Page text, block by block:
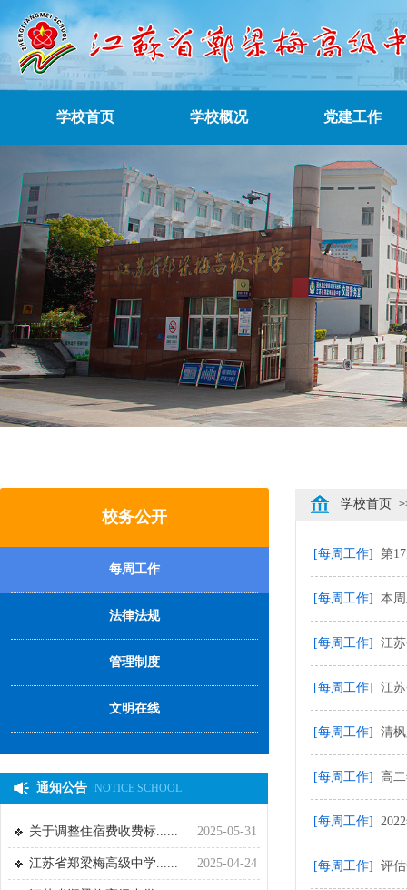
学校首页 学校概况 党建工作
校务公开
[每周工作] 第
[每周工作] 本
[每周工作] 江
[每周工作] 江
[每周工作] 清
[每周工作] 高
[每周工作]
[每周工作] 评
学校首页
每周工作
法律法规
管理制度
文明在线
关于调整住宿费收费标...... 2025-05-31
江苏省郑梁梅高级中学...... 2025-04-24
通知公告 NOTICE SCHOOL